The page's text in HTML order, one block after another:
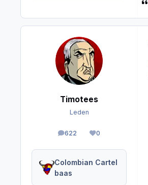
Timotees
Leden
622
berichten0
Reputation
Colombian Cartel
baas